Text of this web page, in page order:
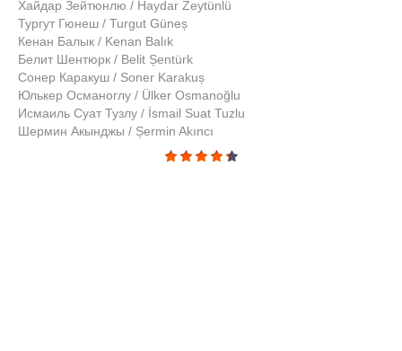
Хайдар Зейтюнлю / Haydar Zeytünlü
Тургут Гюнеш / Turgut Güneș
Кенан Балык / Kenan Balık
Белит Шентюрк / Belit Șentürk
Сонер Каракуш / Soner Karakuș
Юлькер Османоглу / Ülker Osmanoğlu
Исмаиль Суат Тузлу / İsmail Suat Tuzlu
Шермин Акынджы / Șermin Akıncı